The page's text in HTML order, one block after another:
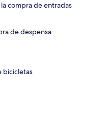
compra de entradas
de despensa
bicicletas